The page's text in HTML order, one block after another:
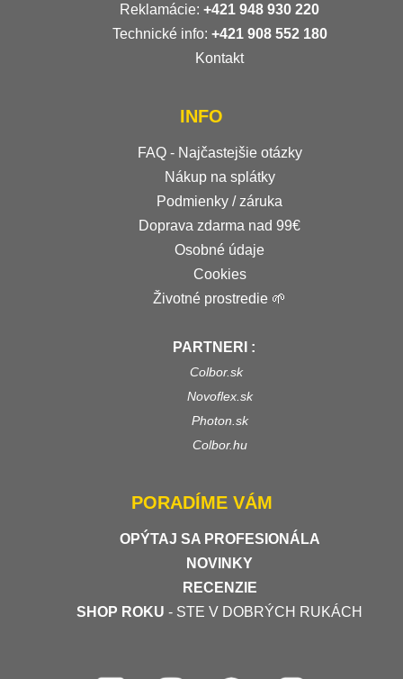
Reklamácie: +421 948 930 220
Technické info: +421 908 552 180
Kontakt
INFO
FAQ - Najčastejšie otázky
Nákup na splátky
Podmienky / záruka
Doprava zdarma nad 99€
Osobné údaje
Cookies
Životné prostredie 🌱
PARTNERI :
Colbor.sk
Novoflex.sk
Photon.sk
Colbor.hu
PORADÍME VÁM
OPÝTAJ SA PROFESIONÁLA
NOVINKY
RECENZIE
SHOP ROKU - STE V DOBRÝCH RUKÁCH